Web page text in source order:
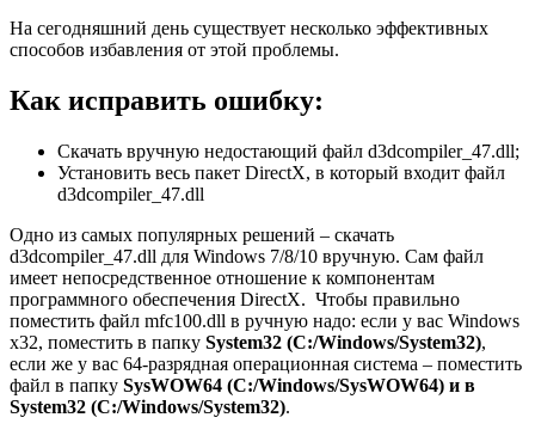
На сегодняшний день существует несколько эффективных
способов избавления от этой проблемы.
Как исправить ошибку:
Скачать вручную недостающий файл d3dcompiler_47.dll;
Установить весь пакет DirectX, в который входит файл
d3dcompiler_47.dll
Одно из самых популярных решений – скачать
d3dcompiler_47.dll для Windows 7/8/10 вручную. Сам файл
имеет непосредственное отношение к компонентам
программного обеспечения DirectX. Чтобы правильно
поместить файл mfc100.dll в ручную надо: если у вас Windows
x32, поместить в папку System32 (C:/Windows/System32),
если же у вас 64-разрядная операционная система – поместить
файл в папку SysWOW64 (C:/Windows/SysWOW64) и в
System32 (C:/Windows/System32).